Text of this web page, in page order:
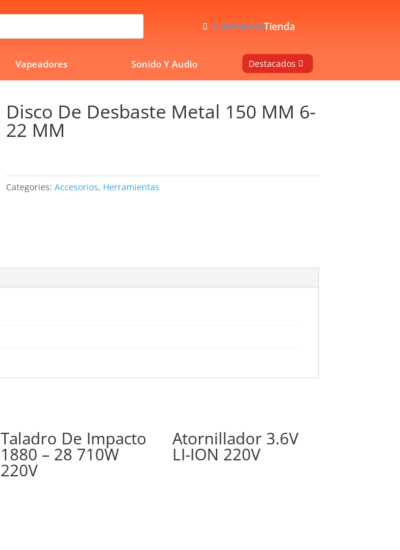
0 elementosTienda
Vapeadores Sonido Y Audio Destacados
Disco De Desbaste Metal 150 MM 6-
22 MM
Categories: Accesorios, Herramientas
Taladro De Impacto
1880 – 28 710W
220V
Atornillador 3.6V
LI-ION 220V